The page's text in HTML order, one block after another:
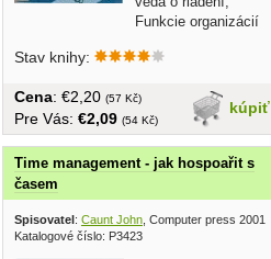
Funkcie organizácií
Stav knihy:
kúpiť
Cena: €2,20 (57 Kč)
Pre Vás: €2,09 (54 Kč)
Time management - jak hospoařit s
časem
Spisovatel: Caunt John , Computer press 2001
Katalogové číslo: P3423